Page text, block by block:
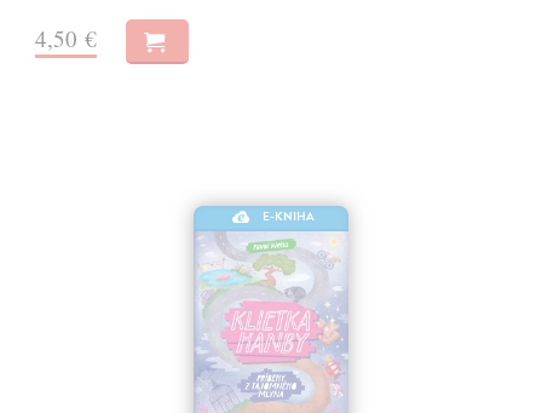
4,50 €
E-KNIHA